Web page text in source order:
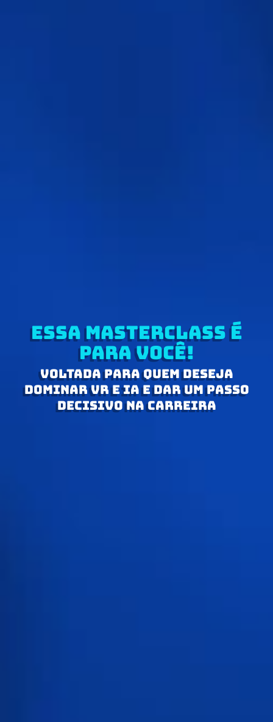
Essa Masterclass é
para você!
Voltada para quem deseja
dominar VR e IA e dar um passo
decisivo na carreira